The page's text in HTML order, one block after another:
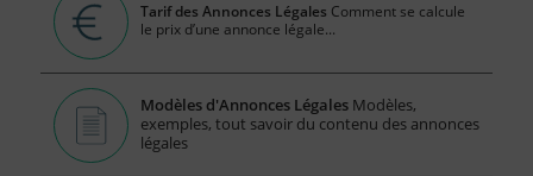
Tarif des Annonces Légales Comment se calcule
le prix d’une annonce légale...
Modèles d'Annonces Légales Modèles,
exemples, tout savoir du contenu des annonces
légales